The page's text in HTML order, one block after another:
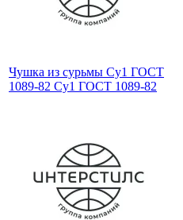
Чушка из сурьмы Су1 ГОСТ
1089-82 Су1 ГОСТ 1089-82